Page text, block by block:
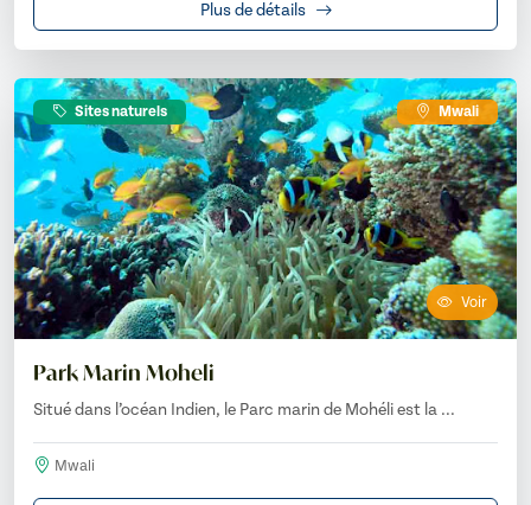
Plus de détails
Sites naturels Mwali
Voir
Park Marin Moheli
Situé dans l’océan Indien, le Parc marin de Mohéli est la ...
Mwali